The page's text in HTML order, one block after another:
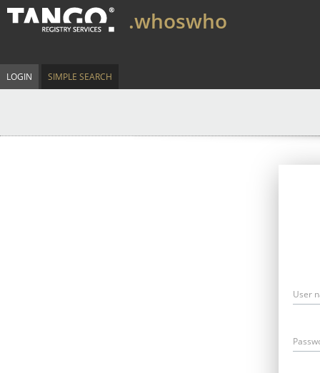
.whoswho
LOGIN SIMPLE SEARCH
User